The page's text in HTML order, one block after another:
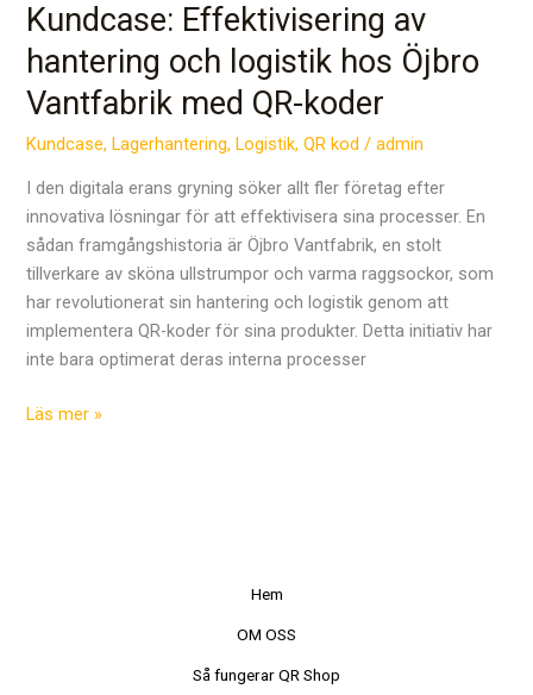
Kundcase: Effektivisering av
hantering och logistik hos Öjbro
Vantfabrik med QR-koder
Kundcase,Lagerhantering,Logistik,QR kod /admin
I den digitala erans gryning söker allt fler företag efter
innovativa lösningar för att effektivisera sina processer. En
sådan framgångshistoria är Öjbro Vantfabrik, en stolt
tillverkare av sköna ullstrumpor och varma raggsockor, som
har revolutionerat sin hantering och logistik genom att
implementera QR-koder för sina produkter. Detta initiativ har
inte bara optimerat deras interna processer
Läs mer »
Hem
OM OSS
Så fungerar QR Shop